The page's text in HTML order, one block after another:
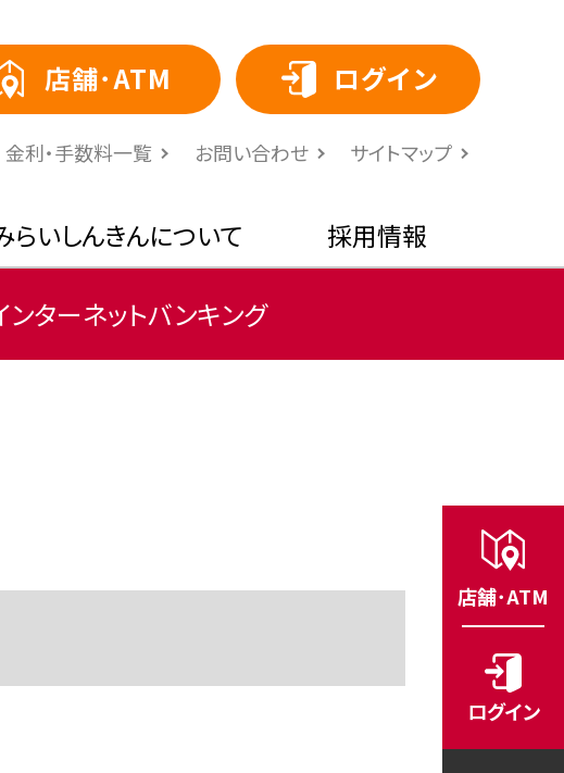
ンターネットバンキング
らいしんきんについて 採用情報
店舗･ATM ログイン
⾦利・⼿数料⼀覧 お問い合わせ サイトマップ
店舗･ATM
ログイン